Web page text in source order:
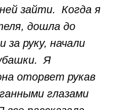
зайти. Когда я
дошла до
за руку, начали
Я
оторвет рукав
глазами